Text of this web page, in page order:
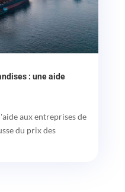
: une aide
aux entreprises de
du prix des